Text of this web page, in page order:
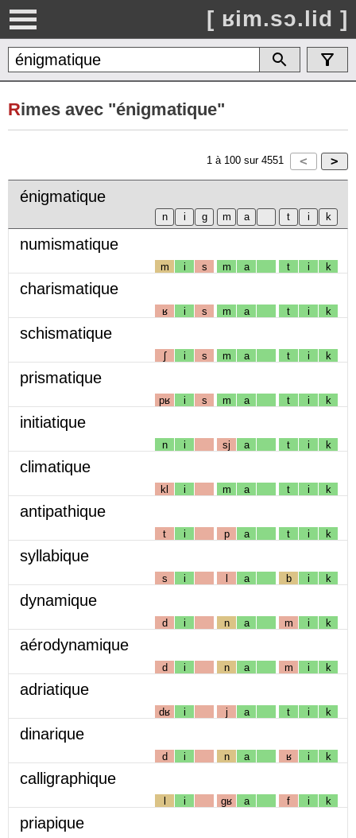
[ ʁim.sɔ.lid ]
Rimes avec "énigmatique"
1 à 100 sur 4551
énigmatique
numismatique
m i s m a t i k
charismatique
ʁ i s m a t i k
schismatique
ʃ i s m a t i k
prismatique
pʁ i s m a t i k
initiatique
n i sj a t i k
climatique
kl i m a t i k
antipathique
t i p a t i k
syllabique
s i l a b i k
dynamique
d i n a m i k
aérodynamique
d i n a m i k
adriatique
dʁ i j a t i k
dinarique
d i n a ʁ i k
calligraphique
l i gʁ a f i k
priapique